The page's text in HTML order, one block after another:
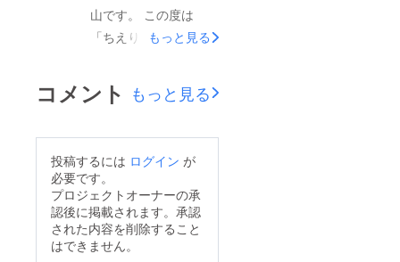
開グループページにて
共同で制作を進めてい
きたいと考えています
一点、失礼を承知で本
ただきます。本プロ
ジェクトの目的は共同
制作者の透明化を図る
ことが第一目的であ
り、資金調達ではあり
ません。ドキュメンタ
山です。 この度は
「ちえりとねね」の活
て誠にありがとうござ
います。 今回はイマ
て説明させていただき
ます。本作品は一言で
述べると
"双子自身に丸投げし
もっと見る
コメント もっと見る
投稿するには ログイン が
必要です。
プロジェクトオーナーの承
認後に掲載されます。承認
された内容を削除すること
はできません。